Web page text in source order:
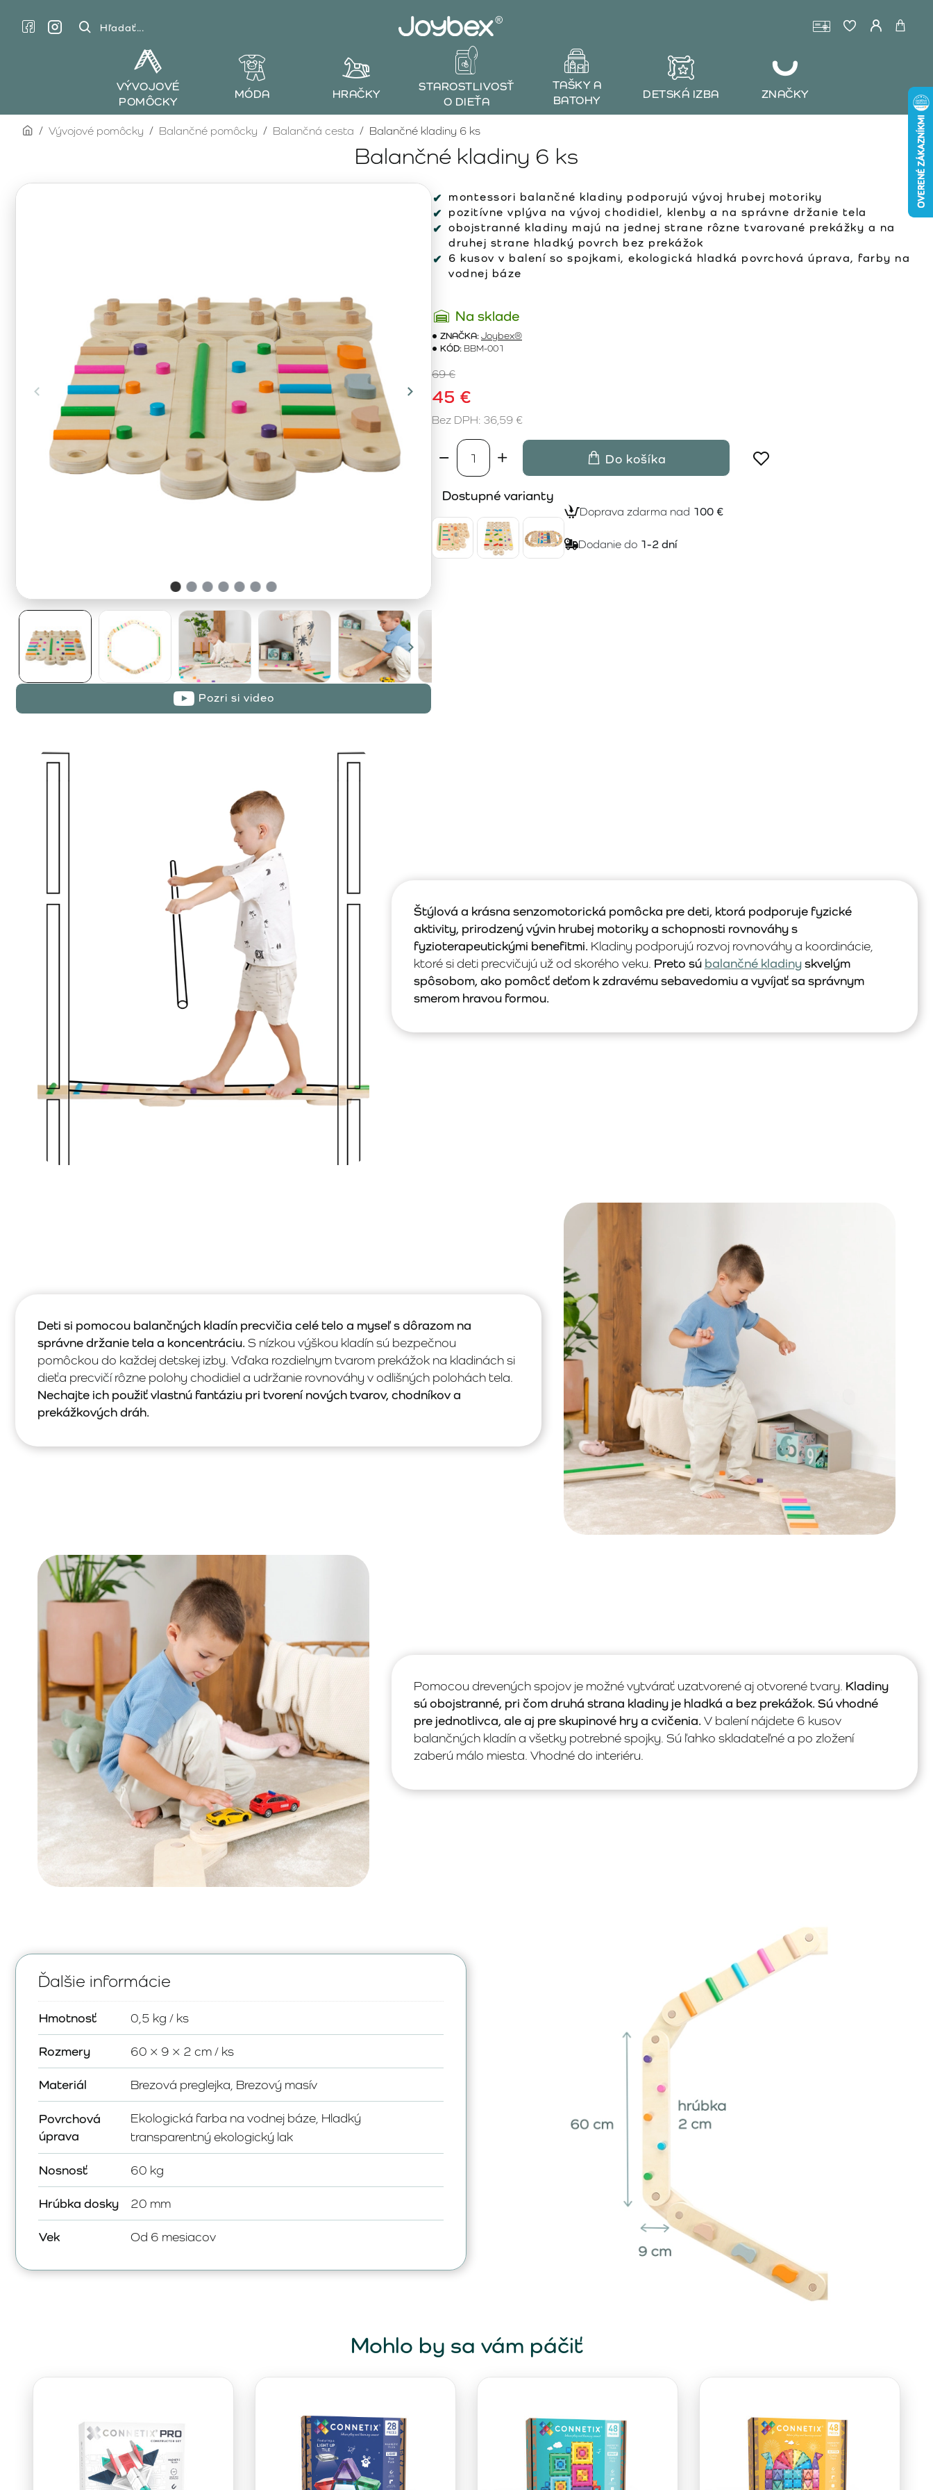
Hľadať...
VÝVOJOVÉ
POMÔCKY
MÓDA HRAČKY
STAROSTLIVOSŤ
O DIEŤA
TAŠKY A
BATOHY
DETSKÁ IZBA ZNAČKY
Balančné kladiny 6 ks
homeVývojové pomôcky Balančné pomôcky Balančná cesta Balančné kladiny 6 ks
Pozri si video
montessori balančné kladiny podporujú vývoj hrubej motoriky
pozitívne vplýva na vývoj chodidiel, klenby a na správne držanie tela
obojstranné kladiny majú na jednej strane rôzne tvarované prekážky a na
druhej strane hladký povrch bez prekážok
6 kusov v balení so spojkami, ekologická hladká povrchová úprava, farby na
vodnej báze
Na sklade
ZNAČKA:Joybex®
KÓD: BBM-001
45 €
69 €
Bez DPH: 36,59 €
Do košíka
Dostupné varianty
Doprava zdarma nad 100 €
Dodanie do 1-2 dní
Štýlová a krásna senzomotorická pomôcka pre deti, ktorá podporuje fyzické
aktivity, prirodzený vývin hrubej motoriky a schopnosti rovnováhy s
fyzioterapeutickými benefitmi. Kladiny podporujú rozvoj rovnováhy a koordinácie,
ktoré si deti precvičujú už od skorého veku. Preto sú balančné kladinyskvelým
spôsobom, ako pomôcť deťom k zdravému sebavedomiu a vyvíjať sa správnym
smerom hravou formou.
Deti si pomocou balančných kladín precvičia celé telo a myseľ s dôrazom na
správne držanie tela a koncentráciu. S nízkou výškou kladín sú bezpečnou
pomôckou do každej detskej izby. Vďaka rozdielnym tvarom prekážok na kladinách si
dieťa precvičí rôzne polohy chodidiel a udržanie rovnováhy v odlišných polohách tela.
Nechajte ich použiť vlastnú fantáziu pri tvorení nových tvarov, chodníkov a
prekážkových dráh.
Pomocou drevených spojov je možné vytvárať uzatvorené aj otvorené tvary. Kladiny
sú obojstranné, pri čom druhá strana kladiny je hladká a bez prekážok. Sú vhodné
pre jednotlivca, ale aj pre skupinové hry a cvičenia. V balení nájdete 6 kusov
balančných kladín a všetky potrebné spojky. Sú ľahko skladateľné a po zložení
zaberú málo miesta. Vhodné do interiéru.
Ďalšie informácie
Hmotnosť 0,5 kg / ks
Rozmery 60 × 9 × 2 cm / ks
Materiál Brezová preglejka, Brezový masív
Povrchová
úprava
Ekologická farba na vodnej báze, Hladký
transparentný ekologický lak
Nosnosť 60 kg
Hrúbka dosky 20 mm
Vek Od 6 mesiacov
Mohlo by sa vám páčiť